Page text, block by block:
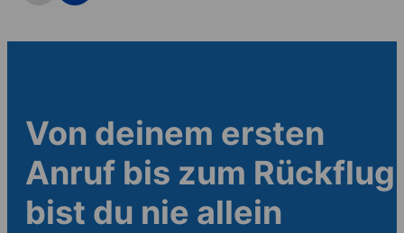
Von deinem ersten
Anruf bis zum Rückflug
bist du nie allein